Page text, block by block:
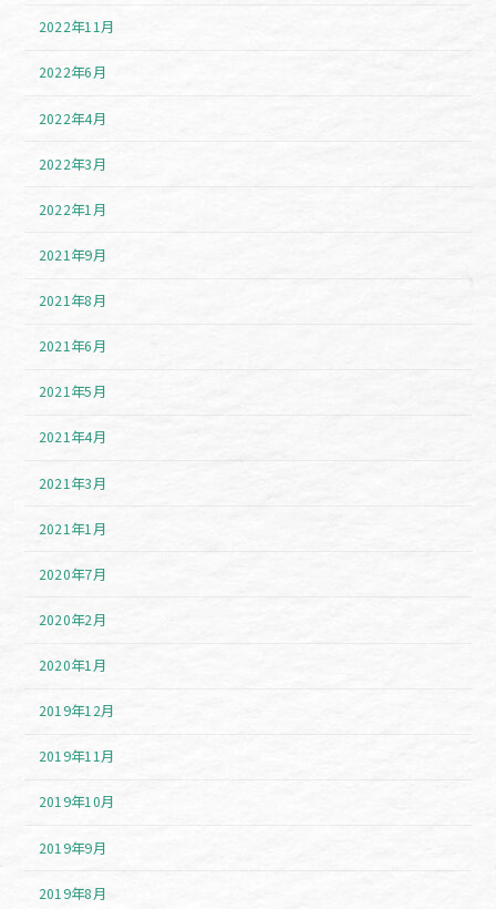
2022年11月
2022年6月
2022年4月
2022年3月
2022年1月
2021年9月
2021年8月
2021年6月
2021年5月
2021年4月
2021年3月
2021年1月
2020年7月
2020年2月
2020年1月
2019年12月
2019年11月
2019年10月
2019年9月
2019年8月